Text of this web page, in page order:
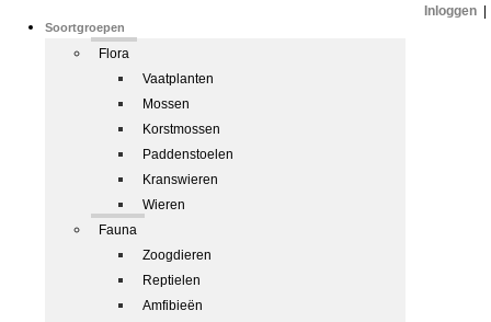
Soortgroepen
Flora
Vaatplanten
Mossen
Korstmossen
Paddenstoelen
Kranswieren
Wieren
Fauna
Zoogdieren
Reptielen
Amfibieën
Inloggen